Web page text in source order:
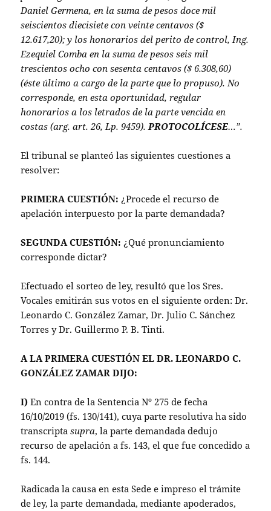
Daniel Germena, en la suma de pesos doce mil
seiscientos diecisiete con veinte centavos ($
12.617,20); y los honorarios del perito de control, Ing.
Ezequiel Comba en la suma de pesos seis mil
trescientos ocho con sesenta centavos ($ 6.308,60)
(éste último a cargo de la parte que lo propuso). No
corresponde, en esta oportunidad, regular
honorarios a los letrados de la parte vencida en
costas (arg. art. 26, Lp. 9459).PROTOCOLÍCESE…”.
El tribunal se planteó las siguientes cuestiones a
resolver:
PRIMERA CUESTIÓN: ¿Procede el recurso de
apelación interpuesto por la parte demandada?
SEGUNDA CUESTIÓN:¿Qué pronunciamiento
corresponde dictar?
Efectuado el sorteo de ley, resultó que los Sres.
Vocales emitirán sus votos en el siguiente orden: Dr.
Leonardo C. González Zamar, Dr. Julio C. Sánchez
Torres y Dr. Guillermo P. B. Tinti.
A LA PRIMERA CUESTIÓN EL DR. LEONARDO C.
GONZÁLEZ ZAMAR DIJO:
I) En contra de la Sentencia Nº 275 de fecha
16/10/2019 (fs. 130/141), cuya parte resolutiva ha sido
transcriptasupra, la parte demandada dedujo
recurso de apelación a fs. 143, el que fue concedido a
fs. 144.
Radicada la causa en esta Sede e impreso el trámite
de ley, la parte demandada, mediante apoderados,